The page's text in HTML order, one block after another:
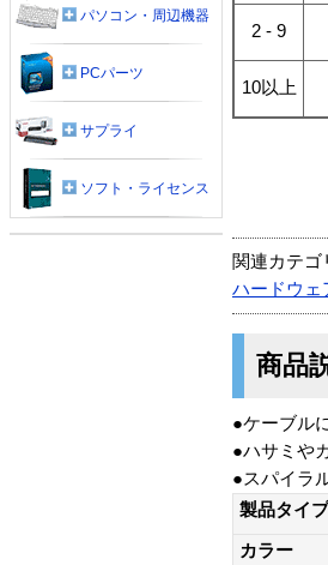
2 - 9
10以上
関連カテゴ
ハードウェ
商品
●ケーブル
●ハサミや
●スパイラ
製品タイプ
カラー
パソコン・周辺機器
PCパーツ
サプライ
ソフト・ライセンス